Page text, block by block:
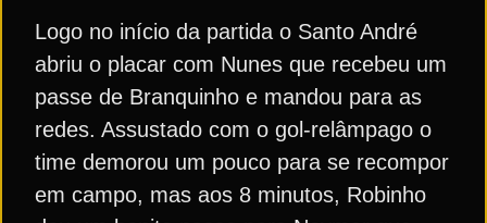
Logo no início da partida o Santo André
abriu o placar com Nunes que recebeu um
passe de Branquinho e mandou para as
redes. Assustado com o gol-relâmpago o
time demorou um pouco para se recompor
em campo, mas aos 8 minutos, Robinho